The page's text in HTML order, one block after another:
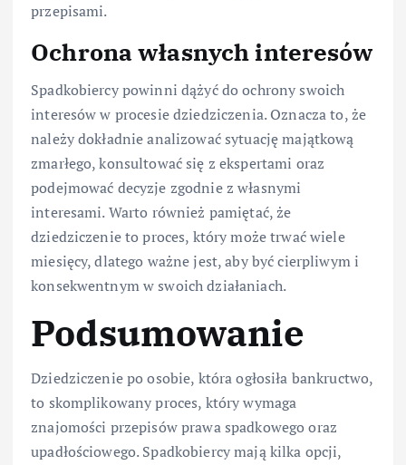
przepisami.
Ochrona własnych interesów
Spadkobiercy powinni dążyć do ochrony swoich
interesów w procesie dziedziczenia. Oznacza to, że
należy dokładnie analizować sytuację majątkową
zmarłego, konsultować się z ekspertami oraz
podejmować decyzje zgodnie z własnymi
interesami. Warto również pamiętać, że
dziedziczenie to proces, który może trwać wiele
miesięcy, dlatego ważne jest, aby być cierpliwym i
konsekwentnym w swoich działaniach.
Podsumowanie
Dziedziczenie po osobie, która ogłosiła bankructwo,
to skomplikowany proces, który wymaga
znajomości przepisów prawa spadkowego oraz
upadłościowego. Spadkobiercy mają kilka opcji,